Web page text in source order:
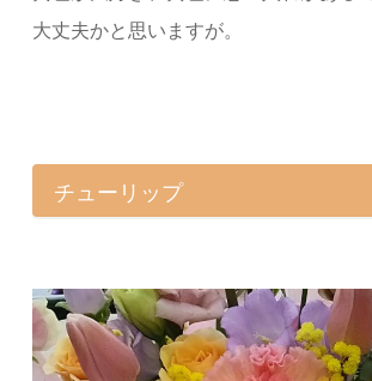
大丈夫かと思いますが。
チューリップ